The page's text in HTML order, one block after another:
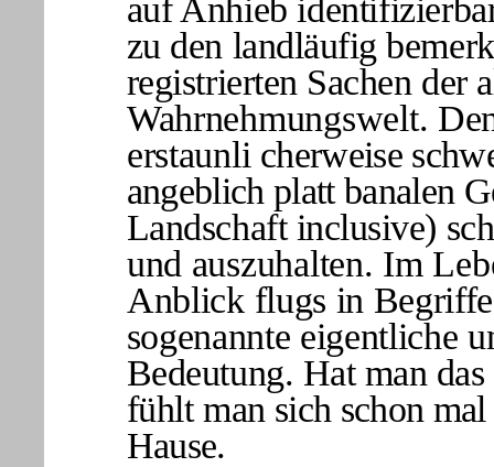
auf Anhieb
zu den landläufig
registrierten Sachen der
Wahrnehmungswelt.
erstaunli­ cherweise
angeblich platt banalen
Landschaft inclusive)
und auszuhalten. Im
Anblick flugs in
sogenannte eigentliche
Bedeutung. Hat man
fühlt man sich schon
Hause.